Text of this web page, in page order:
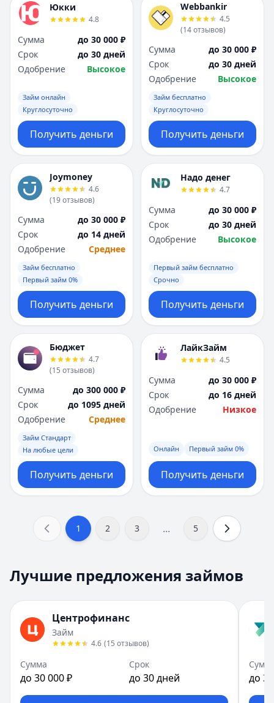
Юкки
4.8
Сумма
до 30 000 ₽
Срок
до 30 дней
Одобрение
Высокое
Займ онлайн
Круглосуточно
Получить деньги
Webbankir
4.5
(14отзывов)
Сумма
до 30 000 ₽
Срок
до 30 дней
Одобрение
Высокое
Займ бесплатно
Круглосуточно
Получить деньги
Joymoney
4.6
(19отзывов)
Сумма
до 30 000 ₽
Срок
до 14 дней
Одобрение
Среднее
Займ бесплатно
Первый займ 0%
Получить деньги
Надо денег
4.7
Сумма
до 30 000 ₽
Срок
до 30 дней
Одобрение
Высокое
Первый займ бесплатно
Срочно
Получить деньги
Бюджет
4.7
(15 отзывов)
Сумма
до 300 000 ₽
Срок
до 1095 дней
Одобрение
Среднее
Займ Стандарт
На любые цели
Получить деньги
ЛайкЗайм
4.5
Сумма
до 30 000 ₽
Срок
до 16 дней
Одобрение
Низкое
Онлайн Первый займ 0%
Получить деньги
1 2 3 ... 5
Лучшие предложения займов
Центрофинанс
Займ
4.6 (15 отзывов)
Сумма
до 30 000 ₽
Срок
до 30 дней до